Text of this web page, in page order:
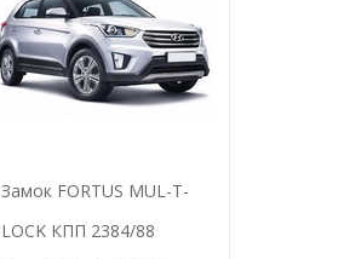
Замок FORTUS MUL-T-
LOCK КПП 2384/88